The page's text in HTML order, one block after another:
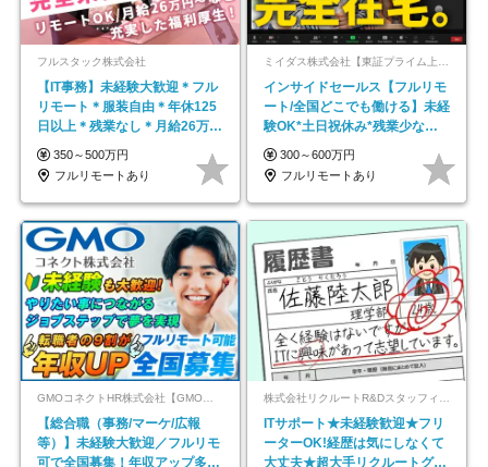
フルスタック株式会社
【IT事務】未経験大歓迎＊フル
リモート＊服装自由＊年休125
日以上＊残業なし＊月給26万円
以上
350～500万円
フルリモートあり
ミイダス株式会社【東証プライム上場パーソルグループ】
インサイドセールス【フルリモ
ート/全国どこでも働ける】未経
験OK*土日祝休み*残業少なめ*
在宅勤務手当あり
300～600万円
フルリモートあり
GMOコネクトHR株式会社【GMOインターネットグループ】
【総合職（事務/マーケ/広報
等）】未経験大歓迎／フルリモ
可で全国募集！年収アップ多数
ITサポート★未経験歓迎★フリ
ーターOK!経歴は気にしなくて
大丈夫★超大手リクルートグル